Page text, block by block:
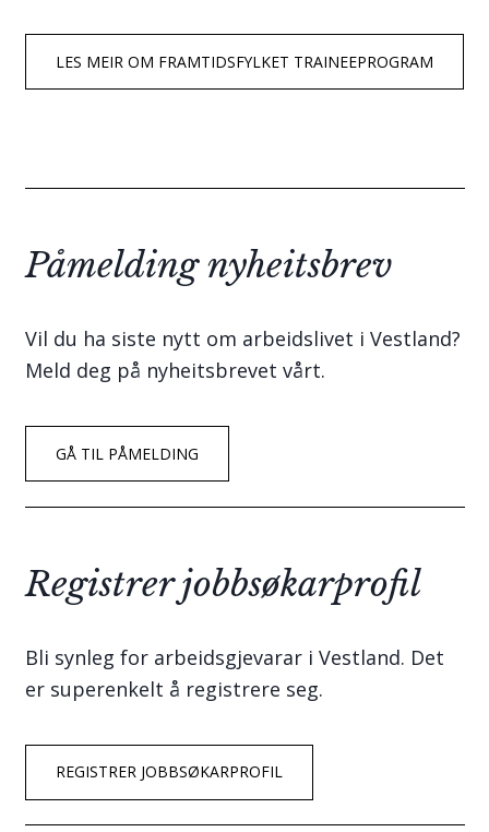
LES MEIR OM FRAMTIDSFYLKET TRAINEEPROGRAM
Påmelding nyheitsbrev
Vil du ha siste nytt om arbeidslivet i Vestland?
Meld deg på nyheitsbrevet vårt.
GÅ TIL PÅMELDING
Registrer jobbsøkarprofil
Bli synleg for arbeidsgjevarar i Vestland. Det
er superenkelt å registrere seg.
REGISTRER JOBBSØKARPROFIL